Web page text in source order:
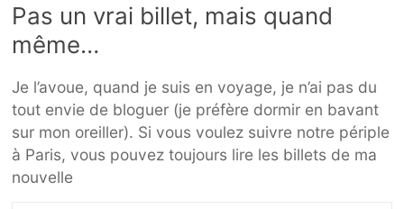
Pas un vrai billet, mais quand
même…
Je l’avoue, quand je suis en voyage, je n’ai pas du
tout envie de bloguer (je préfère dormir en bavant
sur mon oreiller). Si vous voulez suivre notre périple
à Paris, vous pouvez toujours lire les billets de ma
nouvelle